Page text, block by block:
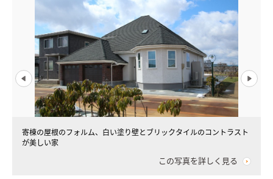
寄棟の屋根のフォルム、白い塗り壁とブリックタイルのコントラスト
が美しい家
この写真を詳しく見る